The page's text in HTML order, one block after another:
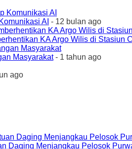
AI - 12 bulan ago
KA Argo Wilis di Stasiun
Masyarakat- 1 tahun ago
ago
Daging Menjangkau Pelosok